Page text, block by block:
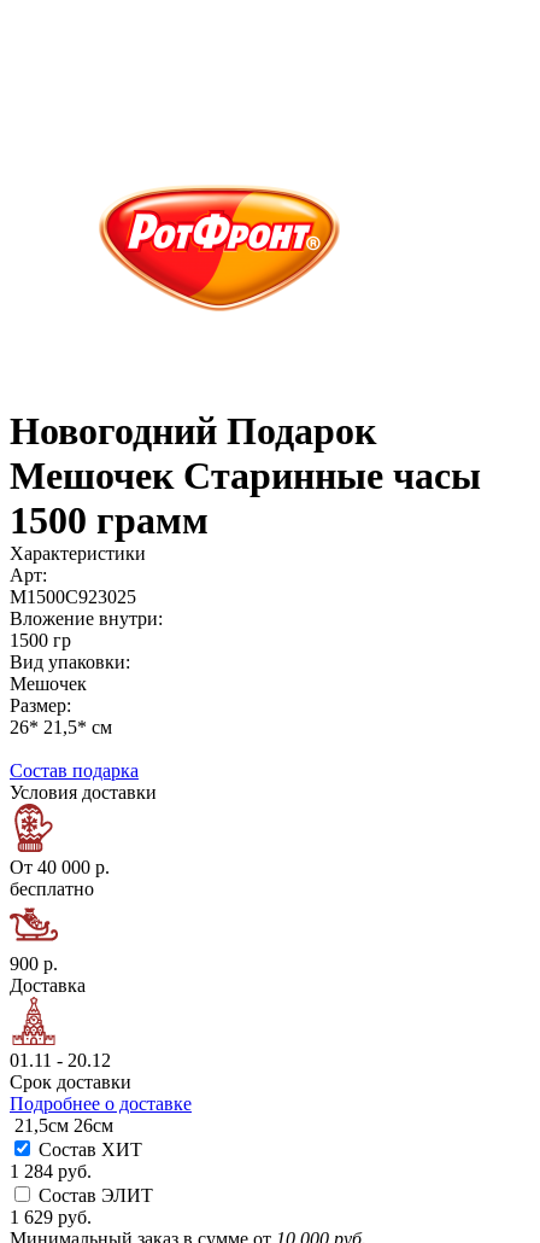
Новогодний Подарок
Мешочек Старинные часы
1500 грамм
Характеристики
Арт:
М1500С923025
Вложение внутри:
1500 гр
Вид упаковки:
Мешочек
Размер:
26* 21,5* см
Состав подарка
Условия доставки
От 40 000 р.
бесплатно
900 р.
Доставка
01.11 - 20.12
Срок доставки
Подробнее о доставке
21,5см 26см
Состав ХИТ
1 284 руб.
Состав ЭЛИТ
1 629 руб.